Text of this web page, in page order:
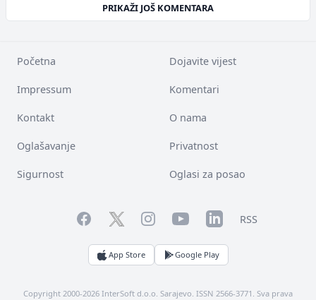
PRIKAŽI JOŠ KOMENTARA
Početna Dojavite vijest
Impressum Komentari
Kontakt O nama
Oglašavanje Privatnost
Sigurnost Oglasi za posao
FacebookTwitterInstagramYouTubeLinkedInRSS
App Store Google Play
Copyright 2000-2026 InterSoft d.o.o. Sarajevo. ISSN 2566-3771. Sva prava